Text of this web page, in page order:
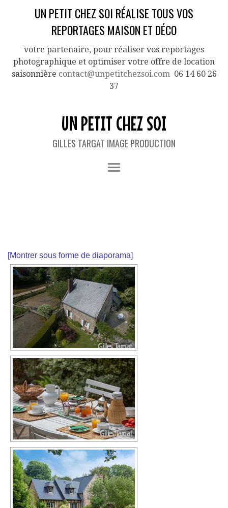
UN PETIT CHEZ SOI RÉALISE TOUS VOS
REPORTAGES MAISON ET DÉCO
votre partenaire, pour réaliser vos reportages
photographique et optimiser votre offre de location
saisonnière contact@unpetitchezsoi.com06 14 60 26
37
UN PETIT CHEZ SOI
GILLES TARGAT IMAGE PRODUCTION
[Montrer sous forme de diaporama]